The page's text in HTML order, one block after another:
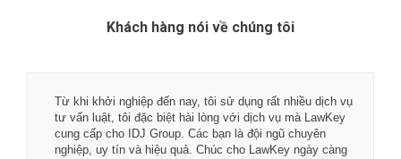
Khách hàng nói về chúng tôi
Tôi rất hài lòng về chất lượng dịch vụ tại LawKey - Chìa
khóa pháp luật. Các bạn là đội ngũ luật sư, chuyên gia kế
toán và tư vấn viên nhiệt thành, đầy bản lĩnh với nghề
nghiệp.Chúc các bạn phát đạt hơn nữa trong tương lai.